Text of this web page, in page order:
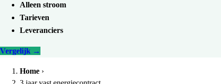
Alleen stroom
Tarieven
Leveranciers
Vergelijk →
Home ›